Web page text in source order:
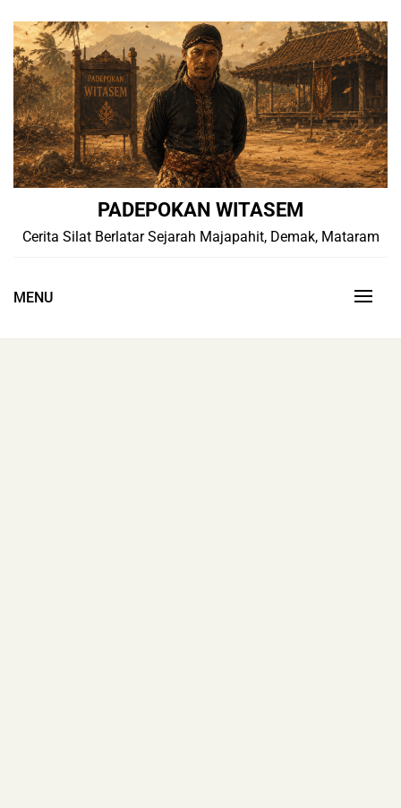
content
PADEPOKAN WITASEM
Cerita Silat Berlatar Sejarah Majapahit, Demak, Mataram
MENU